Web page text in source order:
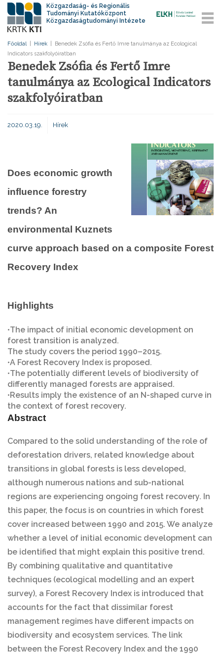
Közgazdaság- és Regionális
Tudományi Kutatóközpont
Közgazdaságtudományi Intézete
Főoldal Hírek
Benedek Zsófia és Fertő Imre tanulmánya az Ecological
Indicators szakfolyóiratban
Benedek Zsófia és Fertő Imre
tanulmánya az Ecological Indicators
szakfolyóiratban
2020.03.19. Hírek
Does economic growth
influence forestry
trends? An
environmental Kuznets
curve approach based on a composite Forest
Recovery Index
Highlights
•The impact of initial economic development on
forest transition is analyzed.
The study covers the period 1990–2015.
•A Forest Recovery Index is proposed.
•The potentially different levels of biodiversity of
differently managed forests are appraised.
•Results imply the existence of an N-shaped curve in
the context of forest recovery.
Abstract
Compared to the solid understanding of the role of
deforestation drivers, related knowledge about
transitions in global forests is less developed,
although numerous nations and sub-national
regions are experiencing ongoing forest recovery. In
this paper, the focus is on countries in which forest
cover increased between 1990 and 2015. We analyze
whether a level of initial economic development can
be identified that might explain this positive trend.
By combining qualitative and quantitative
techniques (ecological modelling and an expert
survey), a Forest Recovery Index is introduced that
accounts for the fact that dissimilar forest
management regimes have different impacts on
biodiversity and ecosystem services. The link
between the Forest Recovery Index and the 1990